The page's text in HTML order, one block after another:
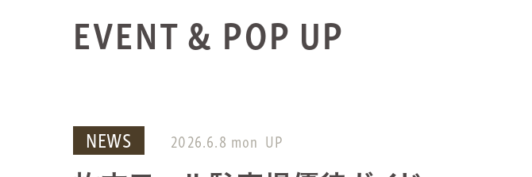
EVENT & POP UP
NEWS 2026.6.8 mon